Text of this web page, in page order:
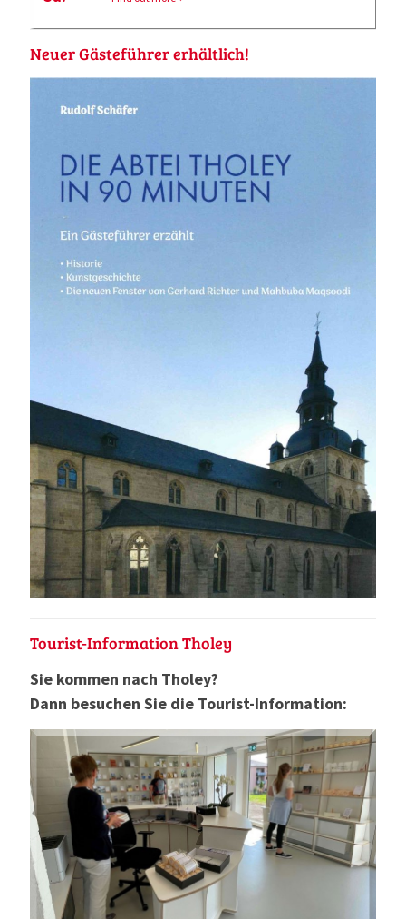
Neuer Gästeführer erhältlich!
Tourist-Information Tholey
Sie kommen nach Tholey?
Dann besuchen Sie die Tourist-Information: